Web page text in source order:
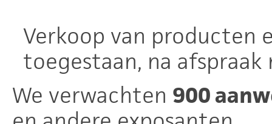
Verkoop van producten
toegestaan, na
We verwachten 900